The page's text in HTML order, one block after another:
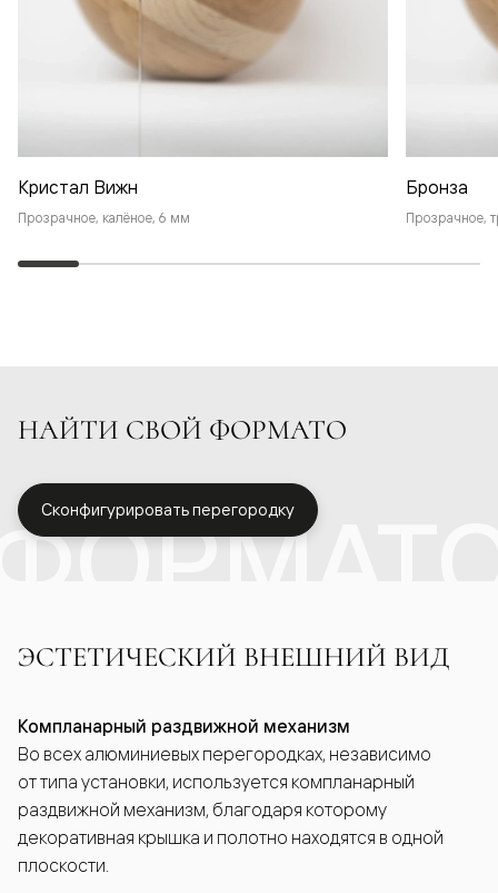
Кристал Вижн
Прозрачное, калёное, 6 мм
Бронза
Прозрачное,
НАЙТИ СВОЙ ФОРМАТО
Сконфигурировать перегородку
ЭСТЕТИЧЕСКИЙ ВНЕШНИЙ ВИД
Компланарный раздвижной механизм
Во всех алюминиевых перегородках, независимо
от типа установки, используется компланарный
раздвижной механизм, благодаря которому
декоративная крышка и полотно находятся в одной
плоскости.